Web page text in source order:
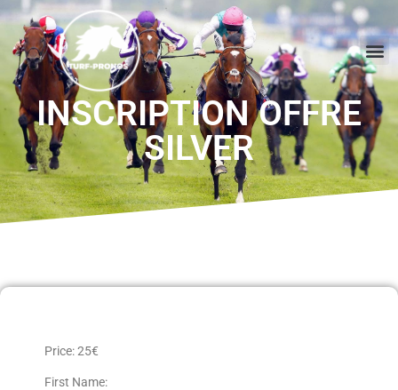
INSCRIPTION OFFRE
SILVER
Price:25€
First Name: